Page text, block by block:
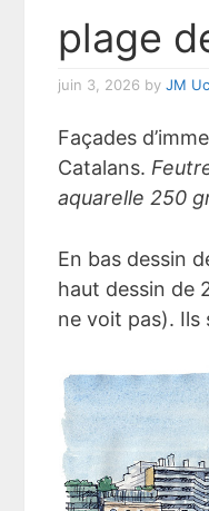
plage
juin 3, 2026 byJM
Façades
Catalans.
aquarelle 250
En bas dessin
haut dessin de
ne voit pas).